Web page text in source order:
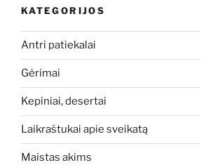
KATEGORIJOS
Antri patiekalai
Gėrimai
Kepiniai, desertai
Laikraštukai apie sveikatą
Maistas akims